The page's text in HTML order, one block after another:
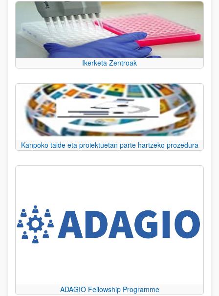
Ikerketa Zentroak
Kanpoko talde eta proiektuetan parte hartzeko prozedura
ADAGIO Fellowship Programme